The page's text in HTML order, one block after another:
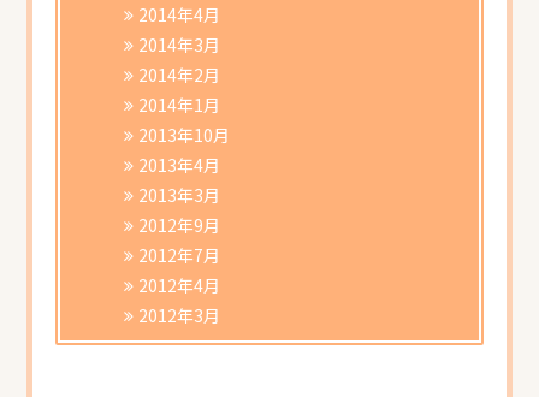
2014年4月
2014年3月
2014年2月
2014年1月
2013年10月
2013年4月
2013年3月
2012年9月
2012年7月
2012年4月
2012年3月